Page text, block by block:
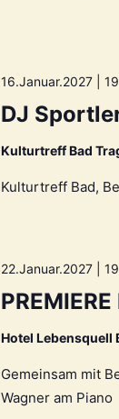
DJ
16.Januar.2027 |
Kulturtreff Bad
Kulturtreff Bad,
22.Januar.2027 |
Hotel Lebensquell
Gemeinsam mit
Wagner am Piano